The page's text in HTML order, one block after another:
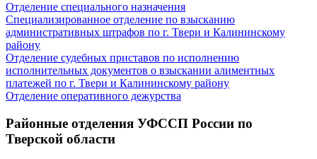
Отделение специального назначения
Специализированное отделение по взысканию
административных штрафов по г. Твери и Калининскому
району
Отделение судебных приставов по исполнению
исполнительных документов о взыскании алиментных
платежей по г. Твери и Калининскому району
Отделение оперативного дежурства
Районные отделения УФССП России по
Тверской области